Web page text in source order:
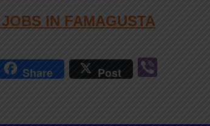
IN FAMAGUSTA
Share Post